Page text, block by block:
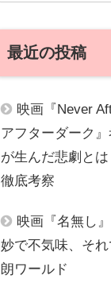
最近の投稿
映画『Never
アフターダーク
が生んだ悲劇と
徹底考察
映画『名無し
妙で不気味、そ
朗ワールド